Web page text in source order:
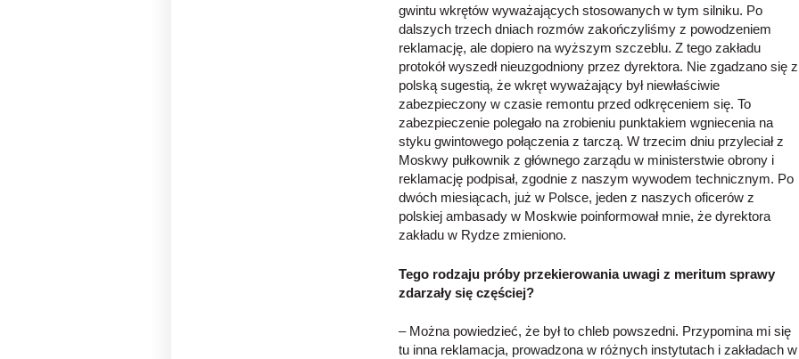
gwintu wkrętów wyważających stosowanych w tym silniku. Po
dalszych trzech dniach rozmów zakończyliśmy z powodzeniem
reklamację, ale dopiero na wyższym szczeblu. Z tego zakładu
protokół wyszedł nieuzgodniony przez dyrektora. Nie zgadzano się z
polską sugestią, że wkręt wyważający był niewłaściwie
zabezpieczony w czasie remontu przed odkręceniem się. To
zabezpieczenie polegało na zrobieniu punktakiem wgniecenia na
styku gwintowego połączenia z tarczą. W trzecim dniu przyleciał z
Moskwy pułkownik z głównego zarządu w ministerstwie obrony i
reklamację podpisał, zgodnie z naszym wywodem technicznym. Po
dwóch miesiącach, już w Polsce, jeden z naszych oficerów z
polskiej ambasady w Moskwie poinformował mnie, że dyrektora
zakładu w Rydze zmieniono.
Tego rodzaju próby przekierowania uwagi z meritum sprawy
zdarzały się częściej?
– Można powiedzieć, że był to chleb powszedni. Przypomina mi się
tu inna reklamacja, prowadzona w różnych instytutach i zakładach w